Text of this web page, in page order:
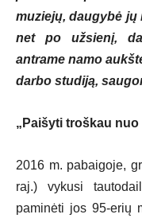
muziejų, daugybė
net po užsienį,
antrame namo
darbo studiją,
„Paišyti troškau nuo
2016 m. pabaigoje,
raj.) vykusi
paminėti jos 95-erių